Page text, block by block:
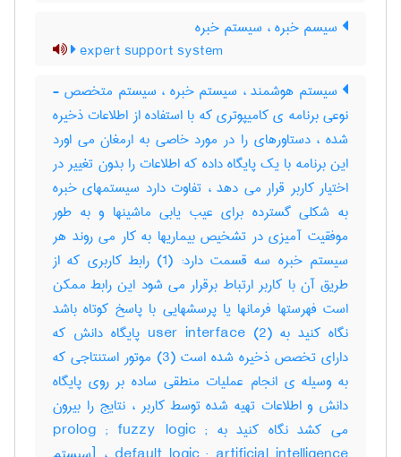
سیسم خبره ، سیستم خبره
expert support system
سیستم هوشمند ، سیستم خبره ، سیستم متخصص -
نوعی برنامه ی کامیپوتری که با استفاده از اطلاعات ذخیره
شده ، دستاورهای را در مورد خاصی به ارمغان می اورد
این برنامه با یک پایگاه داده که اطلاعات را بدون تغییر در
اختیار کاربر قرار می دهد ، تفاوت دارد سیستمهای خبره
به شکلی گسترده برای عیب یابی ماشینها و به طور
موفقیت آمیزی در تشخیص بیماریها به کار می روند هر
سیستم خبره سه قسمت دارد: (1) رابط کاربری که از
طریق آن با کاربر ارتباط برقرار می شود این رابط ممکن
است فهرستها فرمانها یا پرسشهایی با پاسخ کوتاه باشد
نگاه کنید به user interface (2) پایگاه دانش که
دارای تخصص ذخیره شده است (3) موتور استنتاجی که
به وسیله ی انجام عملیات منطقی ساده بر روی پایگاه
دانش و اطلاعات تهیه شده توسط کاربر ، نتایج را بیرون
می کشد نگاه کنید به prolog ; fuzzy logic ;